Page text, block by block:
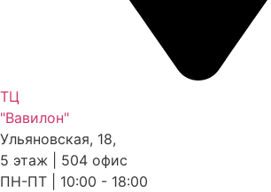
ТЦ
"Вавилон"
Ульяновская, 18,
5 этаж | 504 офис
ПН-ПТ | 10:00 - 18:00